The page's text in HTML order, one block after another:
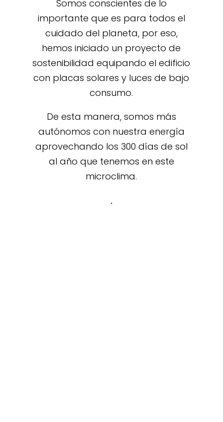
Somos conscientes de lo
importante que es para todos el
cuidado del planeta, por eso,
hemos iniciado un proyecto de
sostenibilidad equipando el edificio
con placas solares y luces de bajo
consumo.
De esta manera, somos más
autónomos con nuestra energía
aprovechando los 300 días de sol
al año que tenemos en este
microclima.
.